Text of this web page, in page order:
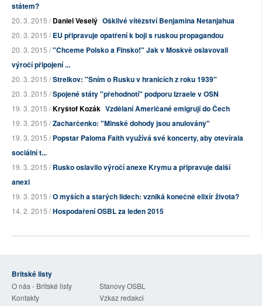
státem?
20. 3. 2015 /Daniel Veselý Ošklivé vítězství Benjamina Netanjahua
20. 3. 2015 /EU připravuje opatření k boji s ruskou propagandou
20. 3. 2015 /"Chceme Polsko a Finsko!" Jak v Moskvě oslavovali
výročí připojení ...
20. 3. 2015 /Strelkov: "Sním o Rusku v hranicích z roku 1939"
20. 3. 2015 /Spojené státy "přehodnotí" podporu Izraele v OSN
19. 3. 2015 /Kryštof Kozák Vzdělaní Američané emigrují do Čech
19. 3. 2015 /Zacharčenko: "Minské dohody jsou anulovány"
19. 3. 2015 /Popstar Paloma Faith využívá své koncerty, aby otevírala
sociální t...
19. 3. 2015 /Rusko oslavilo výročí anexe Krymu a připravuje další
anexi
19. 3. 2015 /O myších a starých lidech: vzniká konečně elixír života?
14. 2. 2015 /Hospodaření OSBL za leden 2015
Britské listy
O nás - Britské listy
Stanovy OSBL
Kontakty
Vzkaz redakci